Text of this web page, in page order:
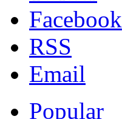
Facebook
RSS
Email
Popular